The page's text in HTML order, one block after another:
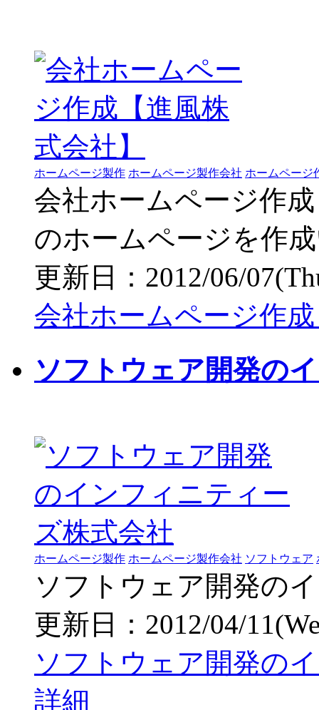
ホームページ製作 ホームページ製作会社 ホームページ
会社ホームページ作
のホームページを作
更新日：2012/06/
会社ホームページ作
ソフトウェア開発の
ホームページ製作 ホームページ製作会社 ソフトウェア
ソフトウェア開発の
更新日：2012/04/
ソフトウェア開発の
詳細